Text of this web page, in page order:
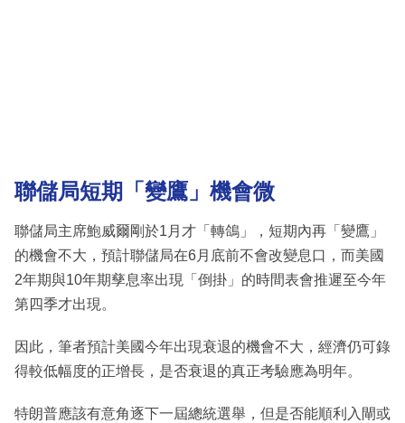
聯儲局短期「變鷹」機會微
聯儲局主席鮑威爾剛於1月才「轉鴿」，短期內再「變鷹」
的機會不大，預計聯儲局在6月底前不會改變息口，而美國
2年期與10年期孳息率出現「倒掛」的時間表會推遲至今年
第四季才出現。
因此，筆者預計美國今年出現衰退的機會不大，經濟仍可錄
得較低幅度的正增長，是否衰退的真正考驗應為明年。
特朗普應該有意角逐下一屆總統選舉，但是否能順利入閘或